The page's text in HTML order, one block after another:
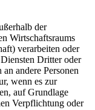
der
Wirtschaftsraums
verarbeiten oder
Dritter oder
andere Personen
wenn es zur
auf Grundlage
Verpflichtung oder